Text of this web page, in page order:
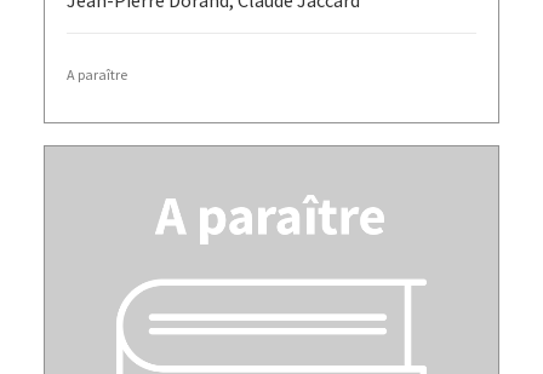
A paraître